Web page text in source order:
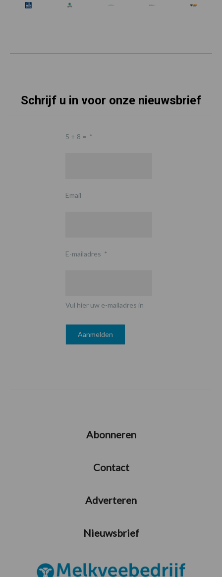
Schrijf u in voor onze nieuwsbrief
5 + 8 = *
Email
E-mailadres *
Vul hier uw e-mailadres in
Abonneren
Contact
Adverteren
Nieuwsbrief